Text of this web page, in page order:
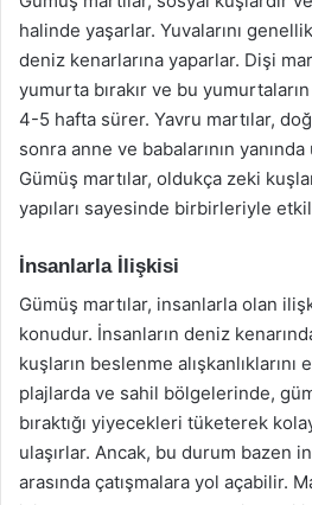
halinde yaşarlar. Yuvalarını
deniz kenarlarına yaparlar. Dişi
yumurta bırakır ve bu
4-5 hafta sürer. Yavru martılar,
sonra anne ve babalarının
Gümüş martılar, oldukça zeki
yapıları sayesinde birbirleriyle
İnsanlarla İlişkisi
Gümüş martılar, insanlarla olan
konudur. İnsanların deniz
kuşların beslenme
plajlarda ve sahil bölgelerinde,
bıraktığı yiyecekleri tüketerek
ulaşırlar. Ancak, bu durum bazen
arasında çatışmalara yol açabilir.